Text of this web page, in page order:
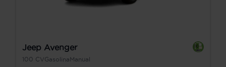
Jeep Avenger
100 CVGasolinaManual